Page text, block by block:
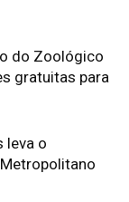
do Zoológico
gratuitas para
leva o